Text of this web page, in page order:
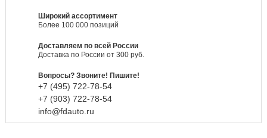
Широкий ассортимент
Более 100 000 позиций
Доставляем по всей России
Доставка по России от 300 руб.
Вопросы? Звоните! Пишите!
+7 (495) 722-78-54
+7 (903) 722-78-54
info@fdauto.ru